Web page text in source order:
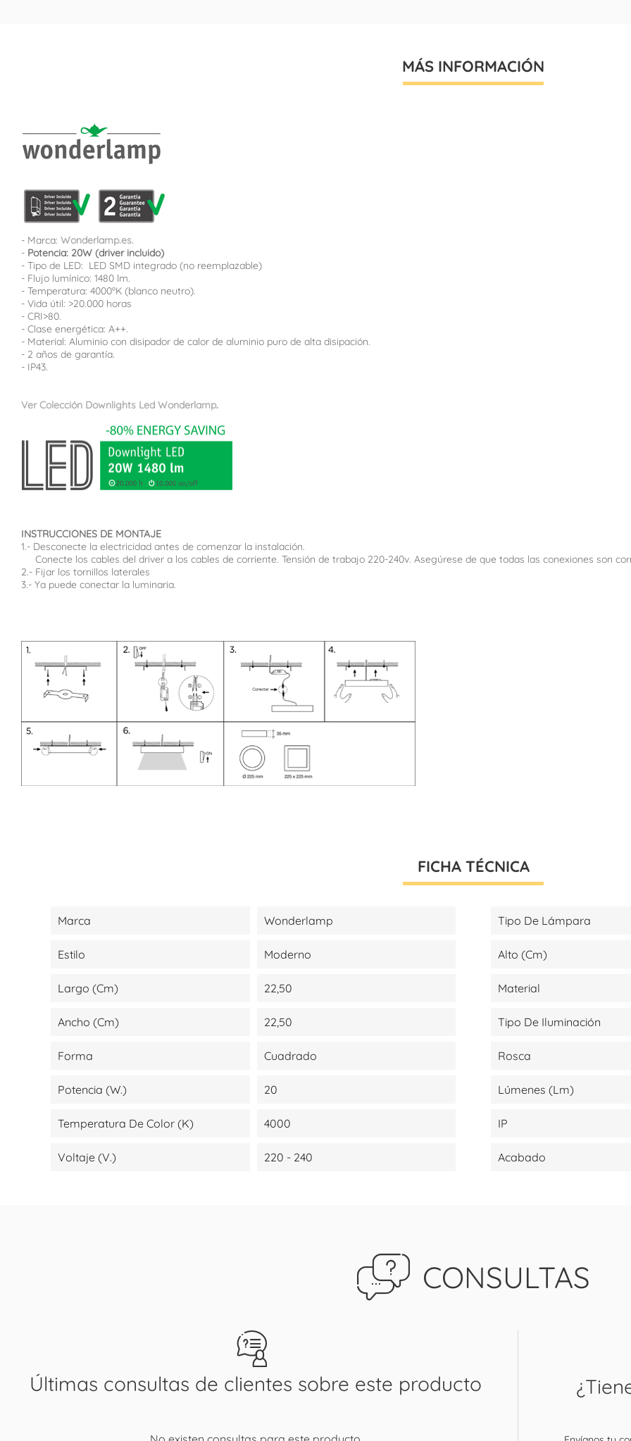
MÁS INFORMACIÓN
- Marca: Wonderlamp.es.
- Potencia: 20W (driver incluido)
- Tipo de LED: LED SMD integrado (no reemplazable)
- Flujo lumínico: 1480 lm.
- Temperatura: 4000ºK (blanco neutro).
- Vida útil: >20.000 horas
- CRI>80.
- Clase energética: A++.
- Material: Aluminio con disipador de calor de aluminio puro de alta disipación.
- 2 años de garantía.
- IP43.
Ver Colección Downlights Led Wonderlamp.
INSTRUCCIONES DE MONTAJE
1.- Desconecte la electricidad antes de comenzar la instalación.
Conecte los cables del driver a los cables de corriente. Tensión de trabajo 220-240v. Asegúrese de que todas las conexiones son
2.- Fijar los tornillos laterales
3.- Ya puede conectar la luminaria.
FICHA TÉCNICA
Marca Wonderlamp Tipo De Lámpara
Estilo Moderno Alto (cm)
Largo (cm) 22,50 Material
Ancho (cm) 22,50 Tipo De Iluminación
Forma Cuadrado Rosca
Potencia (W.) 20 Lúmenes (lm)
Temperatura De Color (K) 4000 IP
Voltaje (V.) 220 - 240 Acabado
CONSULTAS
Últimas consultas de clientes sobre este producto